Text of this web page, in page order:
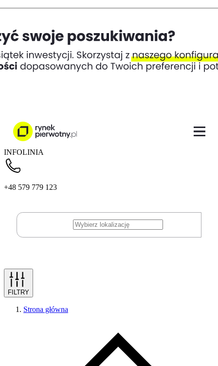
INFOLINIA
+48 579 779 123
FILTRY
Strona główna